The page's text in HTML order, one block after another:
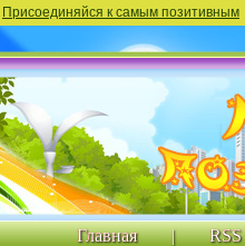
Присоединяйся к самым позитивным
Главная | RSS